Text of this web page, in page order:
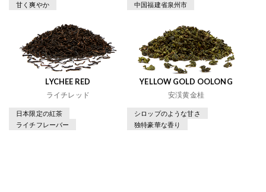
甘く爽やか
中国福建省泉州市
LYCHEE RED
ライチレッド
日本限定の紅茶
ライチフレーバー
YELLOW GOLD OOLONG
安渓黄金桂
シロップのような甘さ
独特豪華な香り